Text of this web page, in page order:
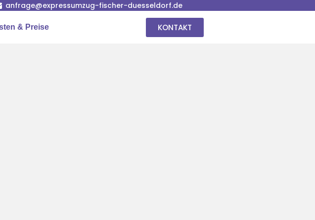
anfrage@expressumzug-fischer-duesseldorf.de
& Preise KONTAKT